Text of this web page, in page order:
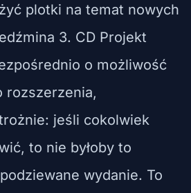
plotki na temat nowych
3. CD Projekt
o możliwość
rozszerzenia,
jeśli cokolwiek
to nie byłoby to
wydanie. To